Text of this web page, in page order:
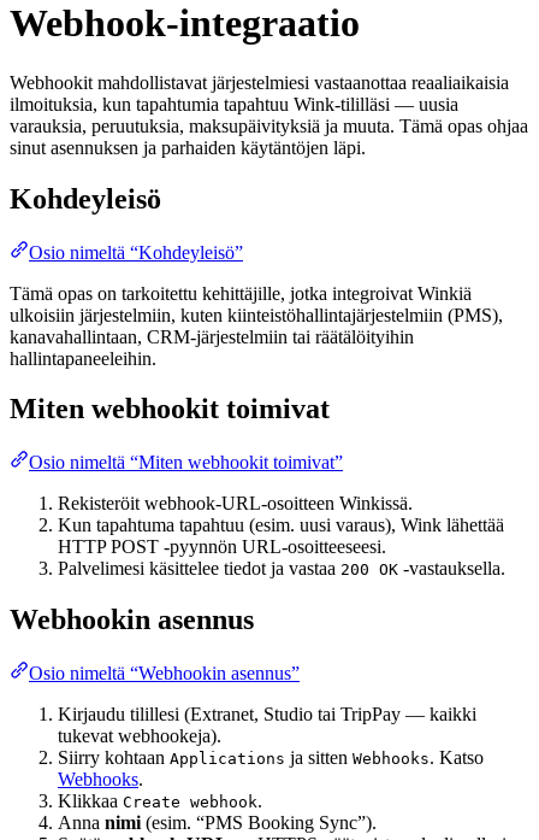
Webhook-integraatio
Webhookit mahdollistavat järjestelmiesi vastaanottaa reaaliaikaisia
ilmoituksia, kun tapahtumia tapahtuu Wink-tililläsi — uusia
varauksia, peruutuksia, maksupäivityksiä ja muuta. Tämä opas ohjaa
sinut asennuksen ja parhaiden käytäntöjen läpi.
Kohdeyleisö
Osio nimeltä “Kohdeyleisö”
Tämä opas on tarkoitettu kehittäjille, jotka integroivat Winkiä
ulkoisiin järjestelmiin, kuten kiinteistöhallintajärjestelmiin (PMS),
kanavahallintaan, CRM-järjestelmiin tai räätälöityihin
hallintapaneeleihin.
Miten webhookit toimivat
Osio nimeltä “Miten webhookit toimivat”
Rekisteröit webhook-URL-osoitteen Winkissä.
Kun tapahtuma tapahtuu (esim. uusi varaus), Wink lähettää
HTTP POST -pyynnön URL-osoitteeseesi.
Palvelimesi käsittelee tiedot ja vastaa 200 OK -vastauksella.
Webhookin asennus
Osio nimeltä “Webhookin asennus”
Kirjaudu tilillesi (Extranet, Studio tai TripPay — kaikki
tukevat webhookeja).
Siirry kohtaan Applications ja sitten Webhooks. Katso
Webhooks.
Klikkaa Create webhook.
Anna nimi (esim. “PMS Booking Sync”).